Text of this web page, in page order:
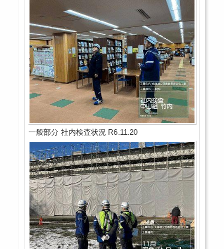
一般部分 社内検査状況 R6.11.20